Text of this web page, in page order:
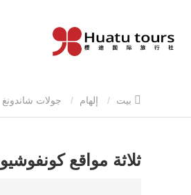
إلهام جولات شاندونغ
ثلاثة مواقع